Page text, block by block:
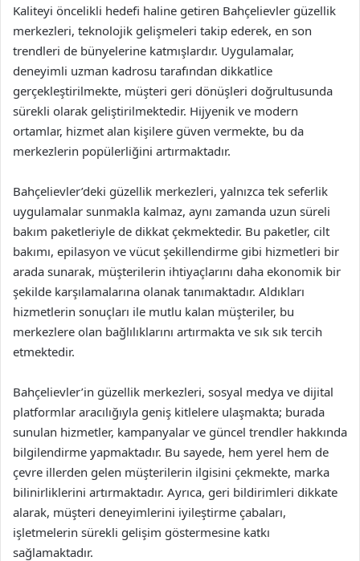
Kaliteyi öncelikli hedefi haline getiren Bahçelievler güzellik
merkezleri, teknolojik gelişmeleri takip ederek, en son
trendleri de bünyelerine katmışlardır. Uygulamalar,
deneyimli uzman kadrosu tarafından dikkatlice
gerçekleştirilmekte, müşteri geri dönüşleri doğrultusunda
sürekli olarak geliştirilmektedir. Hijyenik ve modern
ortamlar, hizmet alan kişilere güven vermekte, bu da
merkezlerin popülerliğini artırmaktadır.
Bahçelievler’deki güzellik merkezleri, yalnızca tek seferlik
uygulamalar sunmakla kalmaz, aynı zamanda uzun süreli
bakım paketleriyle de dikkat çekmektedir. Bu paketler, cilt
bakımı, epilasyon ve vücut şekillendirme gibi hizmetleri bir
arada sunarak, müşterilerin ihtiyaçlarını daha ekonomik bir
şekilde karşılamalarına olanak tanımaktadır. Aldıkları
hizmetlerin sonuçları ile mutlu kalan müşteriler, bu
merkezlere olan bağlılıklarını artırmakta ve sık sık tercih
etmektedir.
Bahçelievler’in güzellik merkezleri, sosyal medya ve dijital
platformlar aracılığıyla geniş kitlelere ulaşmakta; burada
sunulan hizmetler, kampanyalar ve güncel trendler hakkında
bilgilendirme yapmaktadır. Bu sayede, hem yerel hem de
çevre illerden gelen müşterilerin ilgisini çekmekte, marka
bilinirliklerini artırmaktadır. Ayrıca, geri bildirimleri dikkate
alarak, müşteri deneyimlerini iyileştirme çabaları,
işletmelerin sürekli gelişim göstermesine katkı
sağlamaktadır.